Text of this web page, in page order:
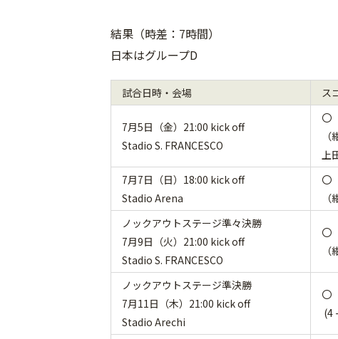
結果（時差：7時間）
日本はグループD
試合日時・会場 ス
7月5日（金）21:00 kick off
Stadio S. FRANCESCO
〇
上
7月7日（日）18:00 kick off
Stadio Arena
〇
ノックアウトステージ準々決勝
7月9日（火）21:00 kick off
Stadio S. FRANCESCO
〇
ノックアウトステージ準決勝
7月11日（木）21:00 kick off
Stadio Arechi
〇
(4